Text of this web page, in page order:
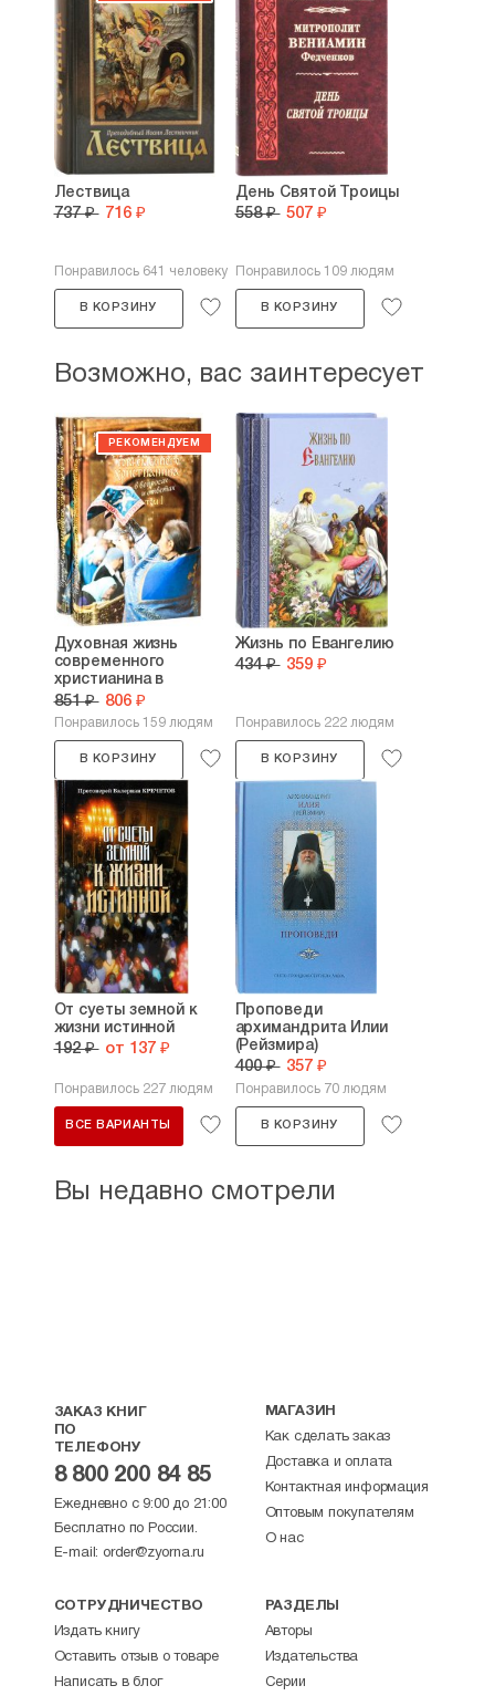
Лествица
737 ₽ 716 ₽
Понравилось 641 человеку
В КОРЗИНУ
День Святой Троицы
558 ₽ 507 ₽
Понравилось 109 людям
В КОРЗИНУ
Возможно, вас заинтересует
Духовная жизнь
современного
христианина в
вопросах и...
851 ₽ 806 ₽
Понравилось 159 людям
В КОРЗИНУ
Жизнь по Евангелию
434 ₽ 359 ₽
Понравилось 222 людям
В КОРЗИНУ
От суеты земной к
жизни истинной
192 ₽ от 137 ₽
Понравилось 227 людям
ВСЕ ВАРИАНТЫ
Проповеди
архимандрита Илии
(Рейзмира)
400 ₽ 357 ₽
Понравилось 70 людям
В КОРЗИНУ
Вы недавно смотрели
ЗАКАЗ КНИГ
ПО
ТЕЛЕФОНУ
8 800 200 84 85
Ежедневно с 9:00 до 21:00
Бесплатно по России.
E-mail: order@zyorna.ru
МАГАЗИН
Как сделать заказ
Доставка и оплата
Контактная информация
Оптовым покупателям
О нас
СОТРУДНИЧЕСТВО
Издать книгу
Оставить отзыв о товаре
Написать в блог
РАЗДЕЛЫ
Авторы
Издательства
Серии